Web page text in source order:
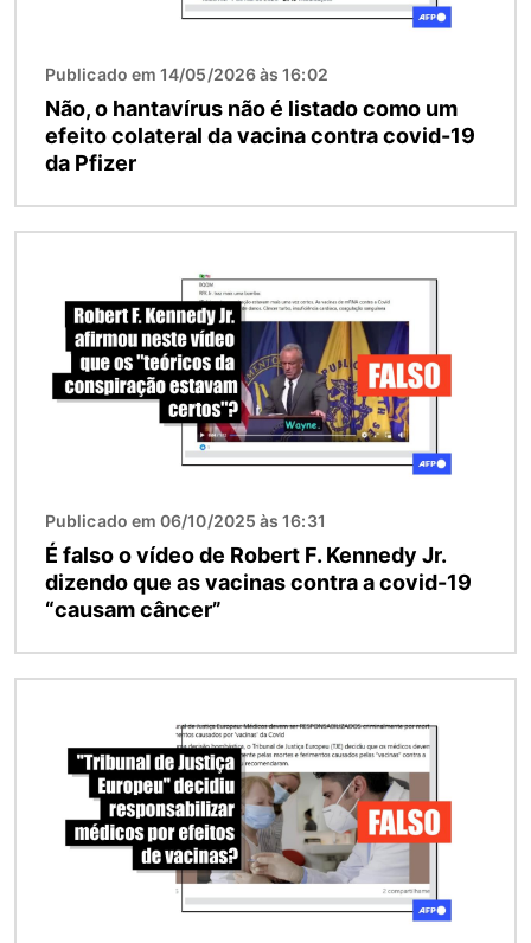
Publicado em 14/05/2026 às 16:02
Não, o hantavírus não é listado como um
efeito colateral da vacina contra covid-19
da Pfizer
Publicado em 06/10/2025 às 16:31
É falso o vídeo de Robert F. Kennedy Jr.
dizendo que as vacinas contra a covid-19
“causam câncer”